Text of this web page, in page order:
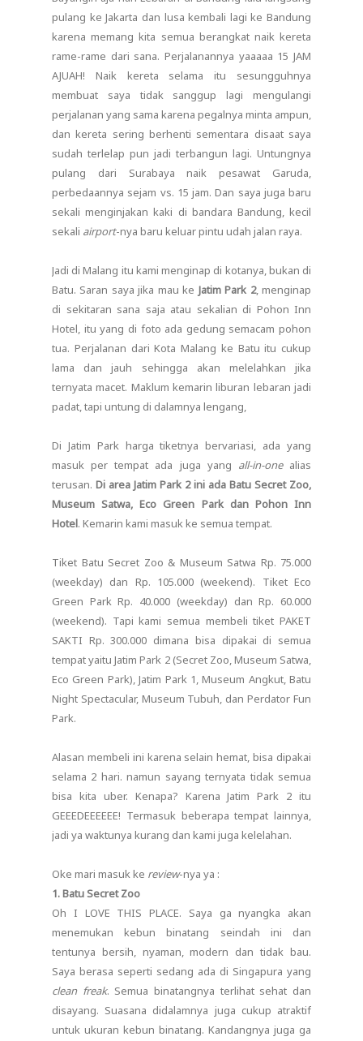
pulang ke Jakarta dan lusa kembali lagi ke Bandung
karena memang kita semua berangkat naik kereta
rame-rame dari sana. Perjalanannya yaaaaa 15 JAM
AJUAH! Naik kereta selama itu sesungguhnya
membuat saya tidak sanggup lagi mengulangi
perjalanan yang sama karena pegalnya minta ampun,
dan kereta sering berhenti sementara disaat saya
sudah terlelap pun jadi terbangun lagi. Untungnya
pulang dari Surabaya naik pesawat Garuda,
perbedaannya sejam vs. 15 jam. Dan saya juga baru
sekali menginjakan kaki di bandara Bandung, kecil
sekali airport-nya baru keluar pintu udah jalan raya.
Jadi di Malang itu kami menginap di kotanya, bukan di
Batu. Saran saya jika mau ke Jatim Park 2, menginap
di sekitaran sana saja atau sekalian di Pohon Inn
Hotel, itu yang di foto ada gedung semacam pohon
tua. Perjalanan dari Kota Malang ke Batu itu cukup
lama dan jauh sehingga akan melelahkan jika
ternyata macet. Maklum kemarin liburan lebaran jadi
padat, tapi untung di dalamnya lengang,
Di Jatim Park harga tiketnya bervariasi, ada yang
masuk per tempat ada juga yang all-in-onealias
terusan. Di area Jatim Park 2 ini ada Batu Secret Zoo,
Museum Satwa, Eco Green Park dan Pohon Inn
Hotel. Kemarin kami masuk ke semua tempat.
Tiket Batu Secret Zoo & Museum Satwa Rp. 75.000
(weekday) dan Rp. 105.000 (weekend). Tiket Eco
Green Park Rp. 40.000 (weekday) dan Rp. 60.000
(weekend). Tapi kami semua membeli tiket PAKET
SAKTI Rp. 300.000 dimana bisa dipakai di semua
tempat yaitu Jatim Park 2 (Secret Zoo, Museum Satwa,
Eco Green Park), Jatim Park 1, Museum Angkut, Batu
Night Spectacular, Museum Tubuh, dan Perdator Fun
Park.
Alasan membeli ini karena selain hemat, bisa dipakai
selama 2 hari. namun sayang ternyata tidak semua
bisa kita uber. Kenapa? Karena Jatim Park 2 itu
GEEEDEEEEEE! Termasuk beberapa tempat lainnya,
jadi ya waktunya kurang dan kami juga kelelahan.
Oke mari masuk ke review-nya ya :
1. Batu Secret Zoo
Oh I LOVE THIS PLACE. Saya ga nyangka akan
menemukan kebun binatang seindah ini dan
tentunya bersih, nyaman, modern dan tidak bau.
Saya berasa seperti sedang ada di Singapura yang
clean freak. Semua binatangnya terlihat sehat dan
disayang. Suasana didalamnya juga cukup atraktif
untuk ukuran kebun binatang. Kandangnya juga ga